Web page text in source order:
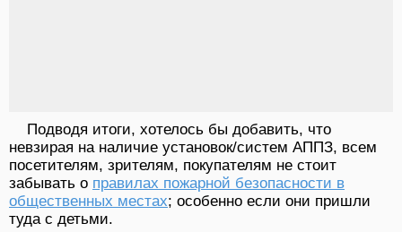
Подводя итоги, хотелось бы добавить, что
невзирая на наличие установок/систем АППЗ, всем
посетителям, зрителям, покупателям не стоит
забывать о правилах пожарной безопасности в
общественных местах; особенно если они пришли
туда с детьми.